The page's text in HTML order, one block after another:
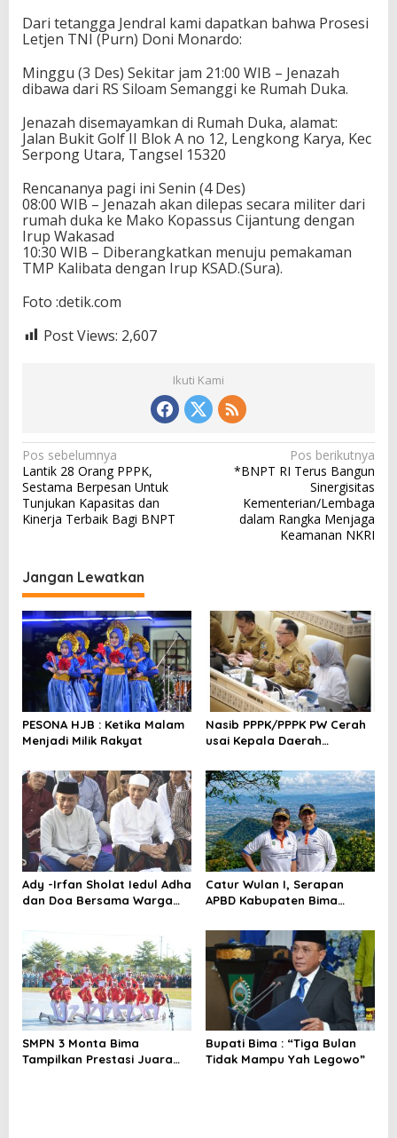
Dari tetangga Jendral kami dapatkan bahwa Prosesi
Letjen TNI (Purn) Doni Monardo:
Minggu (3 Des) Sekitar jam 21:00 WIB – Jenazah
dibawa dari RS Siloam Semanggi ke Rumah Duka.
Jenazah disemayamkan di Rumah Duka, alamat:
Jalan Bukit Golf II Blok A no 12, Lengkong Karya, Kec
Serpong Utara, Tangsel 15320
Rencananya pagi ini Senin (4 Des)
08:00 WIB – Jenazah akan dilepas secara militer dari
rumah duka ke Mako Kopassus Cijantung dengan
Irup Wakasad
10:30 WIB – Diberangkatkan menuju pemakaman
TMP Kalibata dengan Irup KSAD.(Sura).
Foto :detik.com
Post Views: 2,607
Ikuti Kami
N
a
v
i
a
s
i
o
s
Pos sebelumnya
Lantik 28 Orang PPPK,
Sestama Berpesan Untuk
Tunjukan Kapasitas dan
Kinerja Terbaik Bagi BNPT
Pos berikutnya
*BNPT RI Terus Bangun
Sinergisitas
Kementerian/Lembaga
dalam Rangka Menjaga
Keamanan NKRI
Jangan Lewatkan
PESONA HJB : Ketika Malam
Menjadi Milik Rakyat
Nasib PPPK/PPPK PW Cerah
usai Kepala Daerah
RB dan DPR RI
Ady -Irfan Sholat Iedul Adha
dan Doa Bersama Warga
Catur Wulan I, Serapan
APBD Kabupaten Bima
SMPN 3 Monta Bima
Tampilkan Prestasi Juara
Bupati Bima : “Tiga Bulan
Tidak Mampu Yah Legowo”